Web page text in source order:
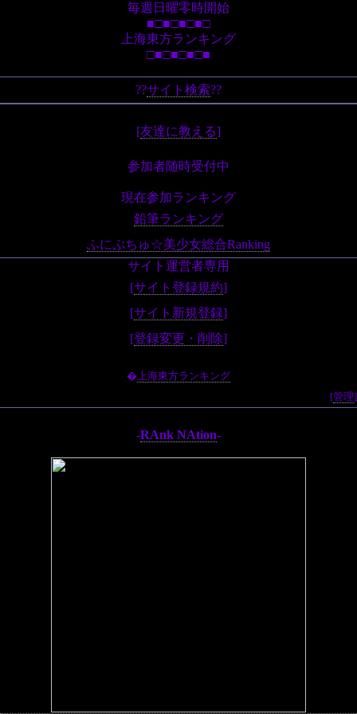
毎週日曜零時開始
■□■□■□■□
上海東方ランキング
□■□■□■□■
??サイト検索??
[友達に教える]
参加者随時受付中
現在参加ランキング
鉛筆ランキング
ふにぷちゅ☆美少女総合Ranking
サイト運営者専用
[サイト登録規約]
[サイト新規登録]
[登録変更・削除]
�上海東方ランキング
[管理]
-RAnk NAtion-